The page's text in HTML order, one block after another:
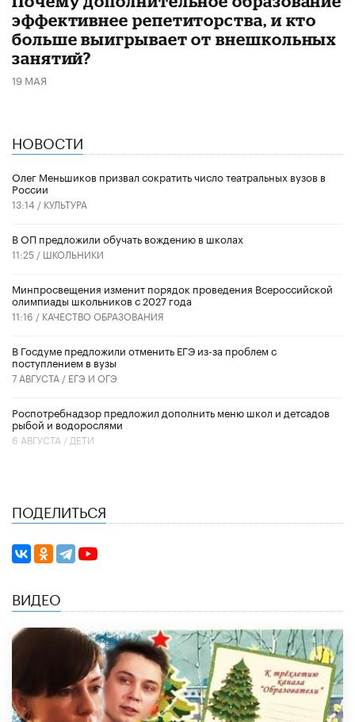
эффективнее репетиторства, и кто
больше выигрывает от внешкольных
занятий?
19 МАЯ
НОВОСТИ
Олег Меньшиков призвал сократить число театральных вузов в
России
13:14 / КУЛЬТУРА
В ОП предложили обучать вождению в школах
11:25 / ШКОЛЬНИКИ
Минпросвещения изменит порядок проведения Всероссийской
олимпиады школьников с 2027 года
11:16 / КАЧЕСТВО ОБРАЗОВАНИЯ
В Госдуме предложили отменить ЕГЭ из-за проблем с
поступлением в вузы
7 АВГУСТА / ЕГЭ И ОГЭ
Роспотребнадзор предложил дополнить меню школ и детсадов
рыбой и водорослями
6 АВГУСТА / ДЕТИ
ПОДЕЛИТЬСЯ
ВИДЕО